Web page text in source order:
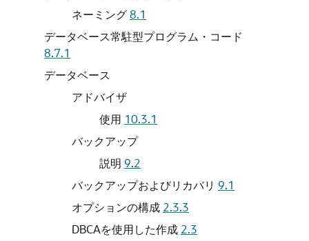
ネーミング8.1
データベース常駐型プログラム・コード
8.7.1
データベース
アドバイザ
使用 10.3.1
バックアップ
説明 9.2
バックアップおよびリカバリ 9.1
オプションの構成 2.3.3
DBCAを使用した作成 2.3